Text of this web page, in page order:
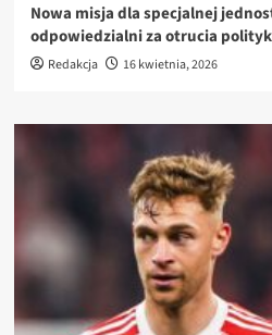
Nowa misja dla specjalnej
odpowiedzialni za otrucia
Redakcja 16 kwietnia, 2026